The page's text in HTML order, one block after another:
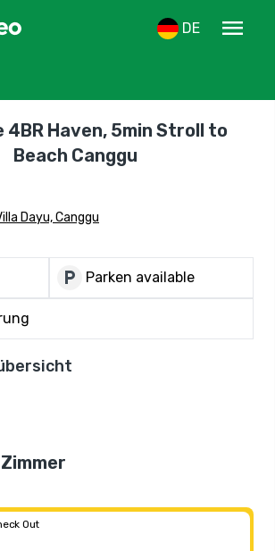
DE
menu
4BR Haven, 5min Stroll to
Beach Canggu
Dayu, Canggu
local_parking Parken available
Out